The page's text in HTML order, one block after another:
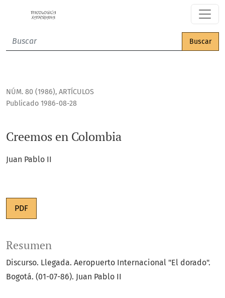
Buscar
NÚM. 80 (1986), ARTÍCULOS
Creemos en Colombia
Publicado 1986-08-28
Juan Pablo II
PDF
Resumen
Discurso. Llegada. Aeropuerto Internacional "El dorado".
Bogotá. (01-07-86). Juan Pablo II